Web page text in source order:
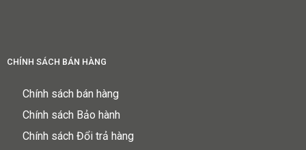
CHÍNH SÁCH BÁN HÀNG
Chính sách bán hàng
Chính sách Bảo hành
Chính sách Đổi trả hàng